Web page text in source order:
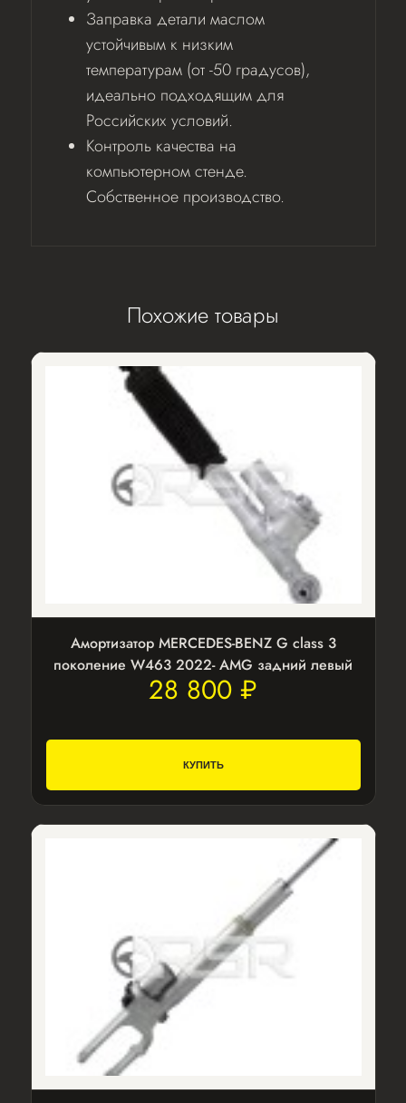
Заправка детали маслом
устойчивым к низким
температурам (от -50 градусов),
идеально подходящим для
Российских условий.
Контроль качества на
компьютерном стенде.
Собственное производство.
Похожие товары
Амортизатор MERCEDES-BENZ G class 3
поколение W463 2022- AMG задний левый
28 800 ₽
КУПИТЬ